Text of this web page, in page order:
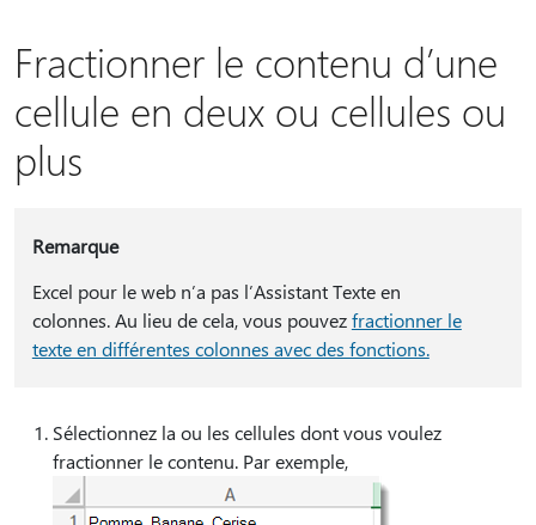
Fractionner le contenu d’une
cellule en deux ou cellules ou
plus
Remarque
Excel pour le web n’a pas l’Assistant Texte en
colonnes. Au lieu de cela, vous pouvezfractionner le
texte en différentes colonnes avec des fonctions.
Sélectionnez la ou les cellules dont vous voulez
fractionner le contenu. Par exemple,